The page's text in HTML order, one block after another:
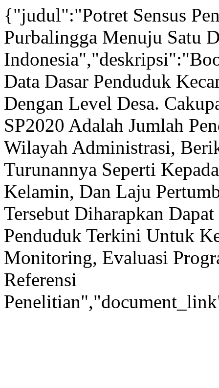
{"judul":"Potret Sensus
Purbalingga Menuju Satu
Data Dasar Penduduk
Dengan Level Desa.
SP2020 Adalah Jumlah
Wilayah Administrasi,
Turunannya Seperti
Kelamin, Dan Laju
Tersebut Diharapkan
Penduduk Terkini Untuk
Monitoring, Evaluasi
Referensi